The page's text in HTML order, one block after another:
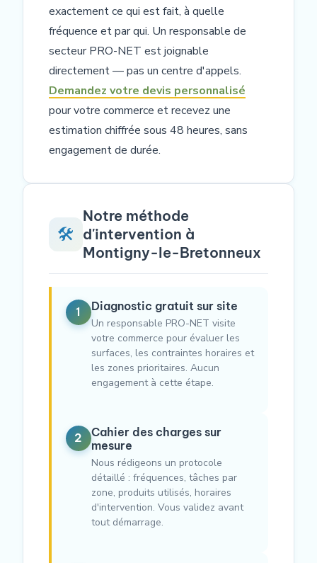
exactement ce qui est fait, à quelle
fréquence et par qui. Un responsable de
secteur PRO-NET est joignable
directement — pas un centre d'appels.
Demandez votre devis personnalisé
pour votre commerce et recevez une
estimation chiffrée sous 48 heures, sans
engagement de durée.
🛠️
Notre méthode
d'intervention à
Montigny-le-Bretonneux
1 Diagnostic gratuit sur site
Un responsable PRO-NET visite
votre commerce pour évaluer les
surfaces, les contraintes horaires et
les zones prioritaires. Aucun
engagement à cette étape.
2
Cahier des charges sur
mesure
Nous rédigeons un protocole
détaillé : fréquences, tâches par
zone, produits utilisés, horaires
d'intervention. Vous validez avant
tout démarrage.